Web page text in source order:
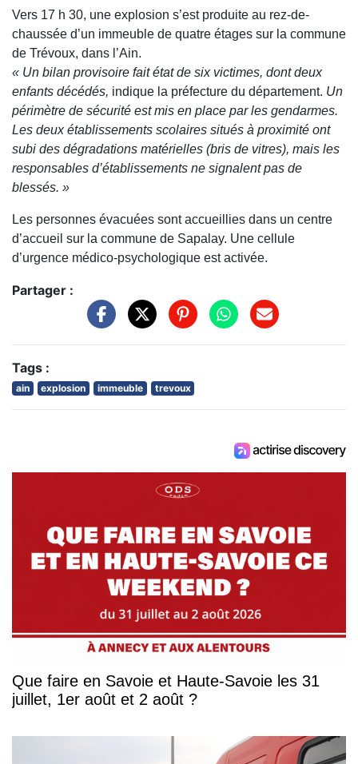
Vers 17 h 30, une explosion s’est produite au rez-de-
chaussée d’un immeuble de quatre étages sur la commune
de Trévoux, dans l’Ain.
« Un bilan provisoire fait état de six victimes, dont deux
enfants décédés, indique la préfecture du département. Un
périmètre de sécurité est mis en place par les gendarmes.
Les deux établissements scolaires situés à proximité ont
subi des dégradations matérielles (bris de vitres), mais les
responsables d’établissements ne signalent pas de
blessés. »
Les personnes évacuées sont accueillies dans un centre
d’accueil sur la commune de Sapalay. Une cellule
d’urgence médico-psychologique est activée.
Partager :
Tags :
ain explosion immeuble trevoux
Que faire en Savoie et Haute-Savoie les 31
juillet, 1er août et 2 août ?